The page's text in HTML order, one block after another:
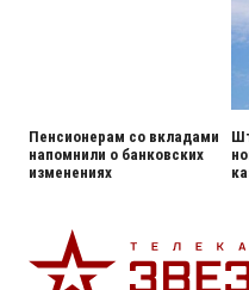
Пенсионерам со вкладами
напомнили о банковских
изменениях